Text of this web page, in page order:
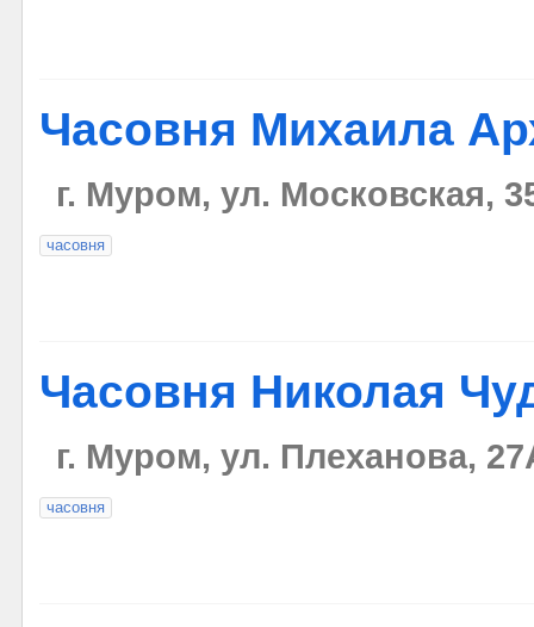
Часовня Михаила
г. Муром, ул. Московская,
часовня
Часовня Николая
г. Муром, ул. Плеханова,
часовня